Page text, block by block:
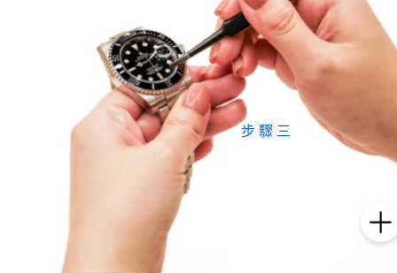
步驟三
仔細檢查模組上的部位
所對應到手錶的各個位置